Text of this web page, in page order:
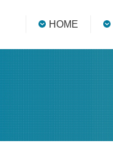
HOME